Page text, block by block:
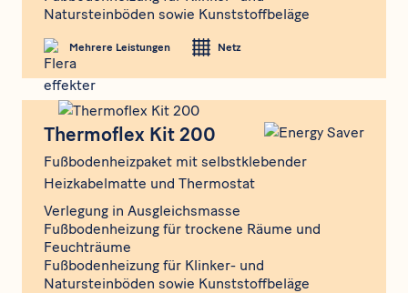
Natursteinböden sowie Kunststoffbeläge
Mehrere Leistungen Netz
Thermoflex Kit 200
Fußbodenheizpaket mit selbstklebender
Heizkabelmatte und Thermostat
Verlegung in Ausgleichsmasse
Fußbodenheizung für trockene Räume und
Feuchträume
Fußbodenheizung für Klinker- und
Natursteinböden sowie Kunststoffbeläge
Thermoflex Kit 200